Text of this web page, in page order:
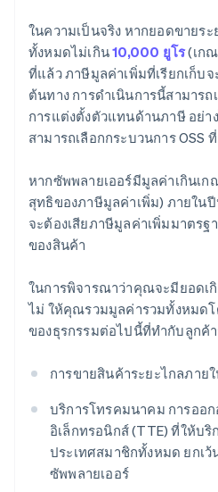
ในความเป็นจริง หากยอดขายร
ทั้งหมดไม่เกิน10,000 ยูโร(เก
ที่แล้ว ภาษีมูลค่าเพิ่มที่เรียกเก็บ
ต้นทาง การดำเนินการนี้สามาร
การแต่งตั้งตัวแทนด้านภาษี อย่า
สามารถเลือกกระบวนการ OSS
หากซัพพลายเออร์มีมูลค่าเกินเ
สุทธิของภาษีมูลค่าเพิ่ม) ภายใน
จะต้องเสียภาษีมูลค่าเพิ่มมาตรฐ
ของสินค้า
ในการพิจารณาว่าคุณจะมียอดเ
ไม่ ให้คุณรวมมูลค่ารวมทั้งหมด
ของธุรกรรมต่อไปนี้ที่ทำกับลูกค้
การขายสินค้าระยะไกลภาย
บริการโทรคมนาคม การออ
อิเล็กทรอนิกส์ (TTE) ที่ให้บ
ประเทศสมาชิกทั้งหมด ยกเว้
ซัพพลายเออร์